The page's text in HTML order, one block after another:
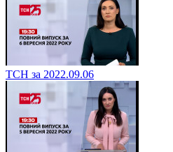
ТСН за 2022.09.06